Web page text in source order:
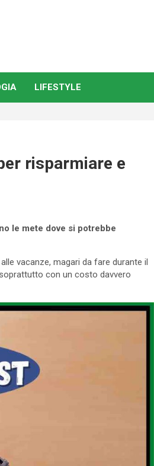
LIFESTYLE
risparmiare e
le mete dove si potrebbe
vacanze, magari da fare durante il
con un costo davvero